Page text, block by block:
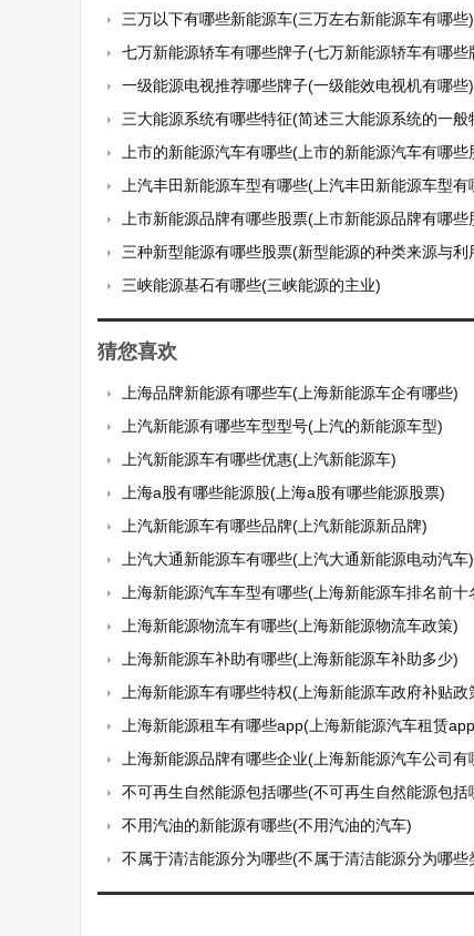
三万以下有哪些新能源车(三万左右新能源车有哪些)
七万新能源轿车有哪些牌子(七万新能源轿车有哪些
一级能源电视推荐哪些牌子(一级能效电视机有哪些)
三大能源系统有哪些特征(简述三大能源系统的一般特点及
上市的新能源汽车有哪些(上市的新能源汽车有哪些
上汽丰田新能源车型有哪些(上汽丰田新能源车型有
上市新能源品牌有哪些股票(上市新能源品牌有哪些
三种新型能源有哪些股票(新型能源的种类来源与利
三峡能源基石有哪些(三峡能源的主业)
猜您喜欢
上海品牌新能源有哪些车(上海新能源车企有哪些)
上汽新能源有哪些车型型号(上汽的新能源车型)
上汽新能源车有哪些优惠(上汽新能源车)
上海a股有哪些能源股(上海a股有哪些能源股票)
上汽新能源车有哪些品牌(上汽新能源新品牌)
上汽大通新能源车有哪些(上汽大通新能源电动汽车)
上海新能源汽车车型有哪些(上海新能源车排名前十
上海新能源物流车有哪些(上海新能源物流车政策)
上海新能源车补助有哪些(上海新能源车补助多少)
上海新能源车有哪些特权(上海新能源车政府补贴政
上海新能源租车有哪些app(上海新能源汽车租赁
上海新能源品牌有哪些企业(上海新能源汽车公司有
不可再生自然能源包括哪些(不可再生自然能源包括
不用汽油的新能源有哪些(不用汽油的汽车)
不属于清洁能源分为哪些(不属于清洁能源分为哪些